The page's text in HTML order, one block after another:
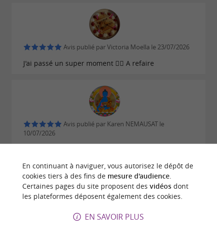
Avis publié par Victoria Moella le 23/07/2026
J'ai passé un super moment 👍🏾 A refaire
Avis publié par Karen NEMAUSAT le
10/07/2026
LIRE TOUS LES AVIS
ECRIRE UN AVIS
© Google 2026
En continuant à naviguer, vous autorisez le dépôt de
cookies tiers à des fins de mesure d'audience.
Certaines pages du site proposent des vidéosdont
les plateformes déposent également des cookies.
EN SAVOIR PLUS